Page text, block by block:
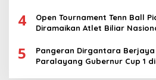
4
Open Tournament Tenn Ball
Diramaikan Atlet Biliar
5
Pangeran Dirgantara
Paralayang Gubernur Cup 1